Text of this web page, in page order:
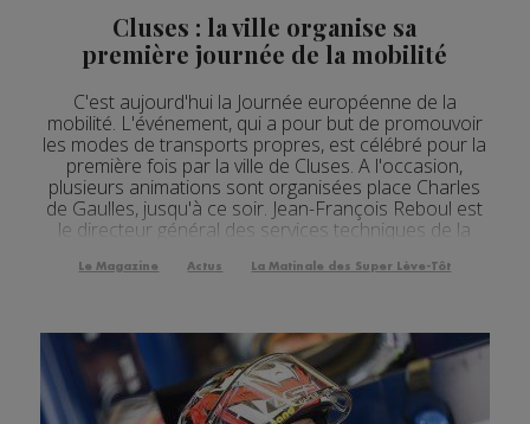
Cluses : la ville organise sa
première journée de la mobilité
C'est aujourd'hui la Journée européenne de la
mobilité. L'événement, qui a pour but de promouvoir
les modes de transports propres, est célébré pour la
première fois par la ville de Cluses. A l'occasion,
plusieurs animations sont organisées place Charles
de Gaulles, jusqu'à ce soir. Jean-François Reboul est
le directeur général des services techniques de la
Le Magazine Actus La Matinale des Super Lève-Tôt